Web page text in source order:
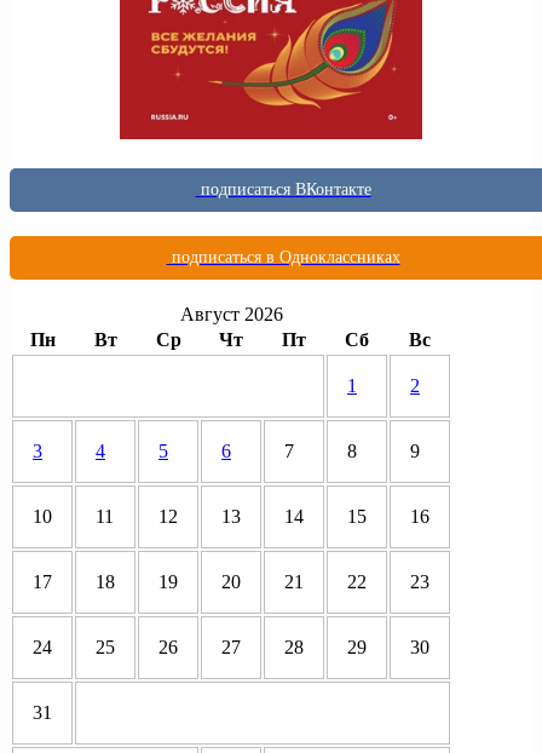
подписаться ВКонтакте
подписаться в Одноклассниках
Август 2026
Пн
Вт Ср Чт Пт Сб Вс
1 2
3 4 5 6 7 8 9
10 11 12 13 14 15 16
17 18 19 20 21 22 23
24 25 26 27 28 29 30
31